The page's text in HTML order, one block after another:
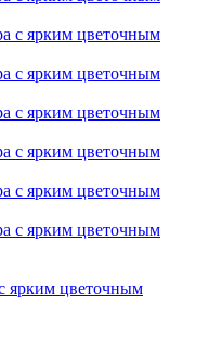
ярким цветочным